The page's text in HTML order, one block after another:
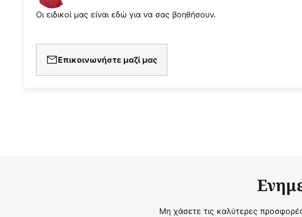
Οι ειδικοί μας είναι εδώ για να σας βοηθήσουν.
Επικοινωνήστε μαζί μας
Μη χάσετε τις καλύτερες